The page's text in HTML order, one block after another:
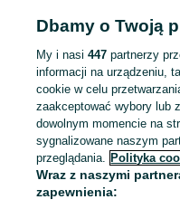
Popularne wyszukiwania
Dbamy o Twoją
My i nasi447 partnerzy
informacji na urządzeniu,
cookie w celu
zaakceptować wybory lub
dowolnym momencie na
sygnalizowane naszym
przeglądania. Polityka
Wraz z naszymi
zapewnienia: